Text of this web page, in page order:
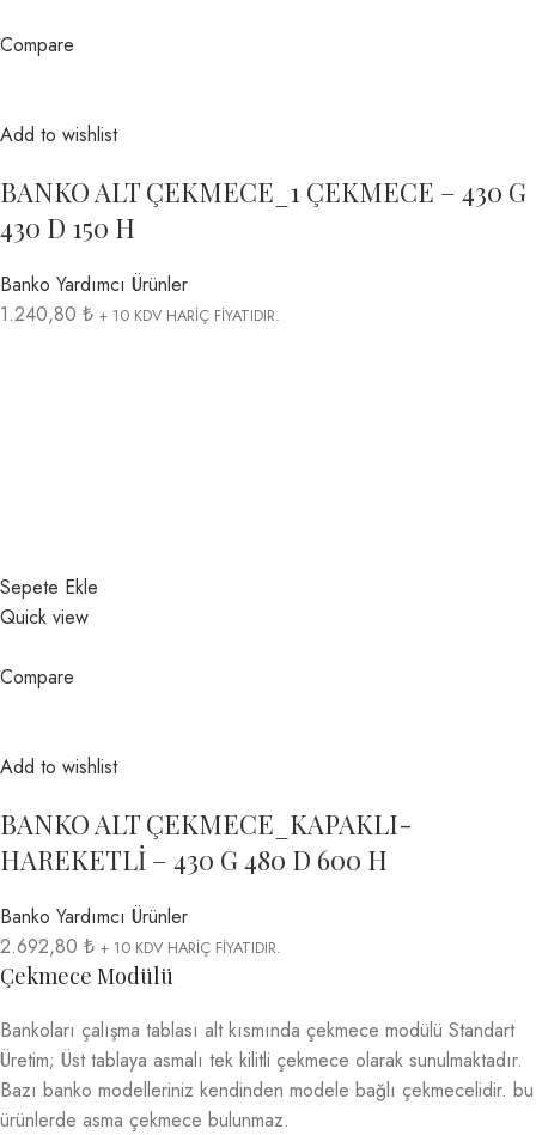
Compare
Add to wishlist
BANKO ALT ÇEKMECE_1 ÇEKMECE – 430 G
430 D 150 H
Banko Yardımcı Ürünler
1.240,80 ₺ + 10 KDV HARİÇ FİYATIDIR.
Sepete Ekle
Quick view
Compare
Add to wishlist
BANKO ALT ÇEKMECE_KAPAKLI-
HAREKETLİ – 430 G 480 D 600 H
Banko Yardımcı Ürünler
2.692,80 ₺ + 10 KDV HARİÇ FİYATIDIR.
Çekmece Modülü
Bankoları çalışma tablası alt kısmında çekmece modülü Standart
Üretim; Üst tablaya asmalı tek kilitli çekmece olarak sunulmaktadır.
Bazı banko modelleriniz kendinden modele bağlı çekmecelidir. bu
ürünlerde asma çekmece bulunmaz.